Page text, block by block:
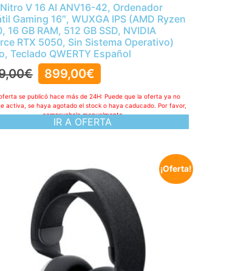
V 16 AI ANV16-42, Ordenador
Gaming 16″, WUXGA IPS (AMD Ryzen
16 GB RAM, 512 GB SSD, NVIDIA
RTX 5050, Sin Sistema Operativo)
Teclado QWERTY Español
€ 899,00€
IR A OFERTA
se publicó hace más de 24H: Puede que la oferta ya no
activa, se haya agotado el stock o haya caducado. Por favor,
compruebelo manualmente
¡Oferta!